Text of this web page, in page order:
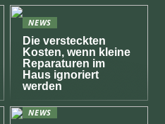
NEWS
Die versteckten
Kosten, wenn kleine
Reparaturen im
Haus ignoriert
werden
NEWS